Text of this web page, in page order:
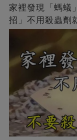
家裡發現「螞蟻
招」不用殺蟲劑